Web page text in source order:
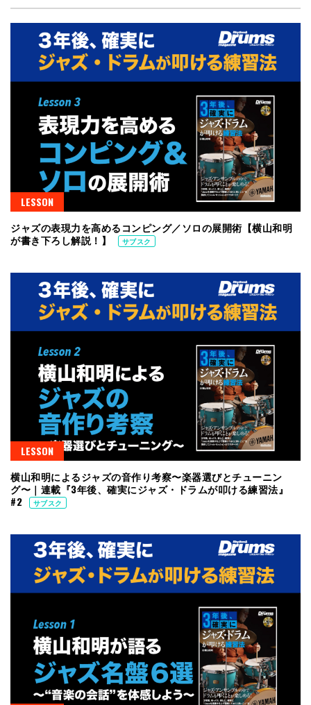
LESSON
ジャズの表現力を高めるコンピング／ソロの展開術【横山和明
が書き下ろし解説！】
サブスク
LESSON
横山和明によるジャズの音作り考察〜楽器選びとチューニン
グ〜｜連載『3年後、確実にジャズ・ドラムが叩ける練習法』
#2
サブスク